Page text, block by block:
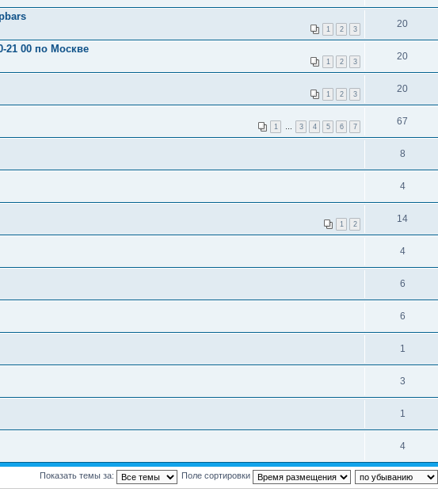
1 2 3 20
21 00 по Москве
1 2 3 20
1 2 3 20
1 3 4 5 6 7 67
8
4
1 2 14
4
6
6
1
3
1
4
Показать темы за: Поле сортировки